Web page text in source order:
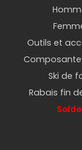
Outils et
Ski de
Rabais fin